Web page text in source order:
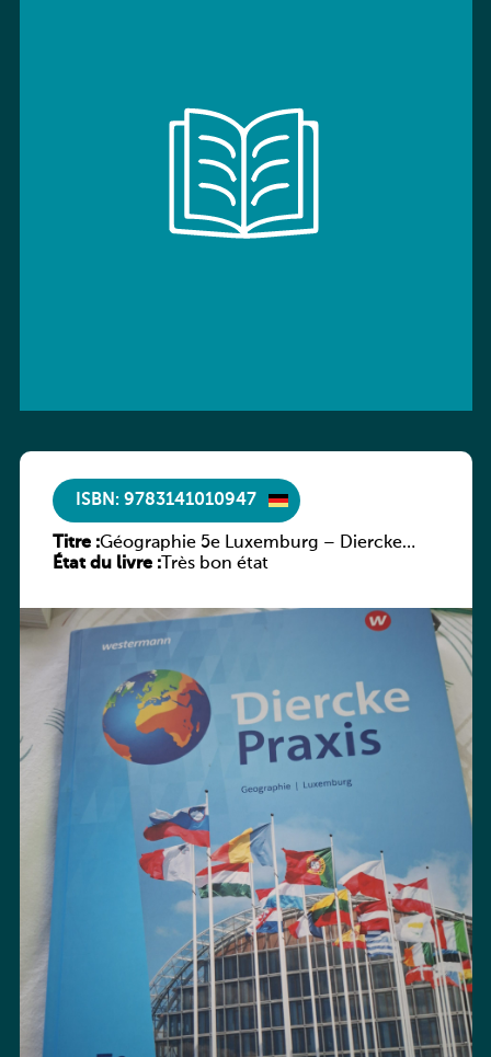
ISBN: 9783141010947
Titre :Géographie 5e Luxemburg – Diercke
Praxis
État du livre :Très bon état